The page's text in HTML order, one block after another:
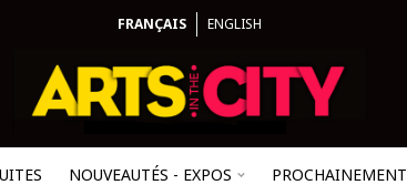
FRANÇAIS ENGLISH
NOUVEAUTÉS - EXPOS PROCHAINEMENT